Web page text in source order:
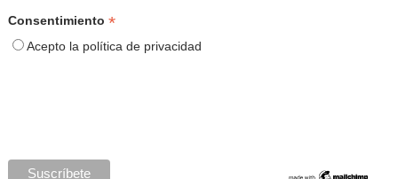
Consentimiento *
Acepto la política de privacidad